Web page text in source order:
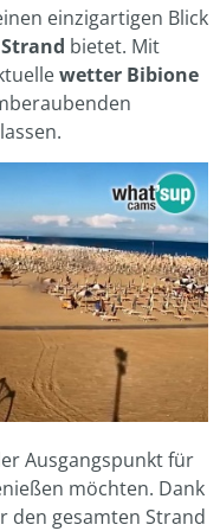
einzigartigen Blick
bietet. Mit
wetter Bibione
Ausgangspunkt für
möchten. Dank
den gesamten Strand